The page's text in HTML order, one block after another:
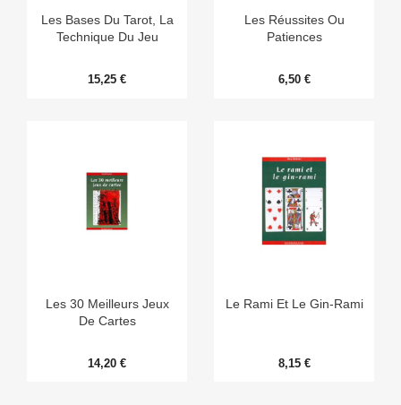
Les Bases Du Tarot, La
Technique Du Jeu
15,25 €
Les Réussites Ou
Patiences
6,50 €
Les 30 Meilleurs Jeux
De Cartes
14,20 €
Le Rami Et Le Gin-Rami
8,15 €